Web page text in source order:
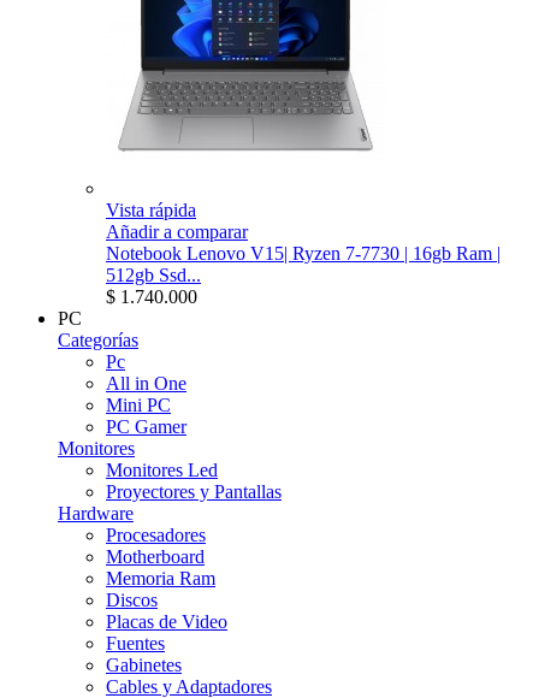
Vista rápida
Añadir a comparar
Notebook Lenovo V15| Ryzen 7-7730 | 16gb Ram |
512gb Ssd...
$ 1.740.000
PC
Categorías
Pc
All in One
Mini PC
PC Gamer
Monitores
Monitores Led
Proyectores y Pantallas
Hardware
Procesadores
Motherboard
Memoria Ram
Discos
Placas de Video
Fuentes
Gabinetes
Cables y Adaptadores